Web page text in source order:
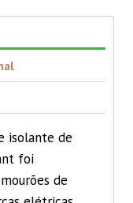
isolante de
foi
de